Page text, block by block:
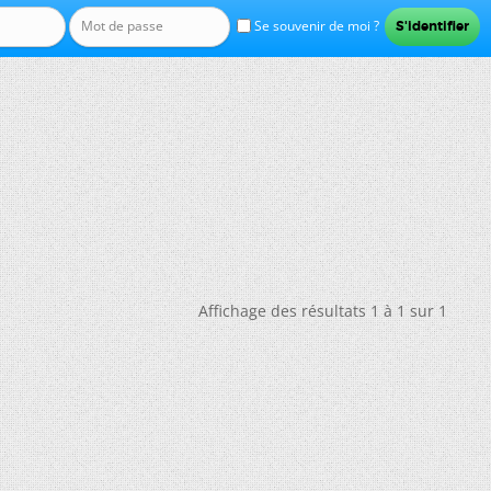
Se souvenir de moi ?
Affichage des résultats 1 à 1 sur 1